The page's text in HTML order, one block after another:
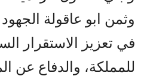
وثمن ابو عاقولة
في تعزيز الاستقرار
للمملكة، والدفاع عن